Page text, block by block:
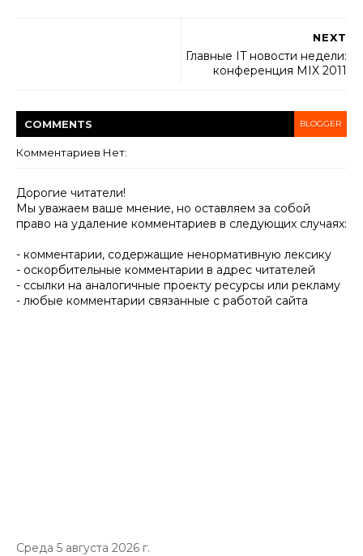
NEXT
Главные IT новости недели:
конференция MIX 2011
COMMENTS BLOGGER
Комментариев Нет:
Дорогие читатели!
Мы уважаем ваше мнение, но оставляем за собой
право на удаление комментариев в следующих случаях:
- комментарии, содержащие ненормативную лексику
- оскорбительные комментарии в адрес читателей
- ссылки на аналогичные проекту ресурсы или рекламу
- любые комментарии связанные с работой сайта
Среда 5 августа 2026 г.